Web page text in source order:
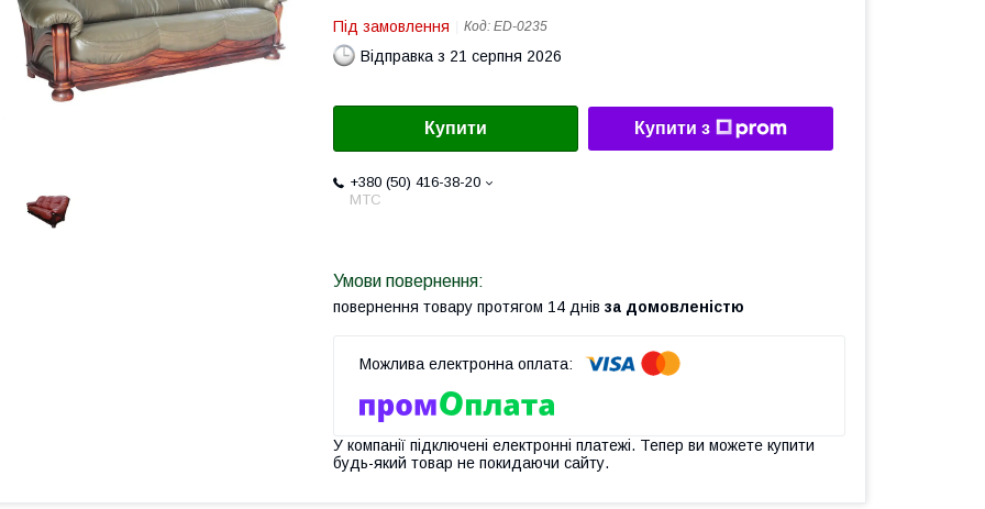
Під замовлення Код: ED-0235
Відправка з 21 серпня 2026
Купити Купити з
+380 (50) 416-38-20
МТС
повернення товару протягом 14 днів за домовленістю
У компанії підключені електронні платежі. Тепер ви можете купити
будь-який товар не покидаючи сайту.